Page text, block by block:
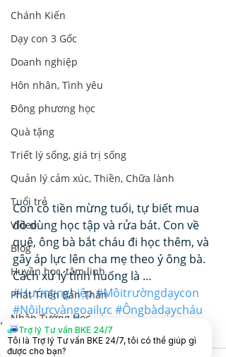
Chánh Kiến
Dạy con 3 Gốc
Doanh nghiệp
Hôn nhân, Tình yêu
Đông phương học
Quà tặng
Triết lý sống, giá trị sống
Quản lý cảm xúc, Thiền, Chữa lành
Tuổi trẻ
Video
Blog
Huyền học, tâm linh
Phát Triển Bản Thân
Nhân Tướng Học
Lãnh Đạo Doanh Nghiệp
Con có tiền mừng tuổi, tự biết mua
đồ dùng học tập và rửa bát. Con về
quê, ông bà bắt cháu đi học thêm, và
gây áp lực lên cha mẹ theo ý ông bà.
Cách xử lý tình huống là …
#Hướngnghiệp#Môitrườngdạycon
#Nộilựcvàngoạilực #Ôngbàdạycháu
Dạy con 3 Gốc
Hôn nhân và Dạy con
Trợ lý Tư vấn BKE 24/7
Tôi là Trợ lý Tư vấn BKE 24/7, tôi có thể giúp gì
được cho bạn?